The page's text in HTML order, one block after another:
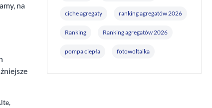
na
ciche agregaty ranking agregatów 2026
Ranking Ranking agregatów 2026
pompa ciepła fotowoltaika